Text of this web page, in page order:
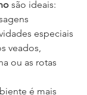
são ideais:
especiais
veados,
ou as rotas
é mais